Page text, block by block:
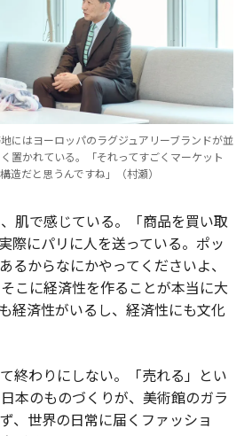
にはヨーロッパのラグジュアリーブランドが並
置かれている。「それってすごくマーケット
造だと思うんですね」（村瀬）
肌で感じている。「商品を買い取
際にパリに人を送っている。ポッ
るからなにかやってくださいよ、
こに経済性を作ることが本当に大
経済性がいるし、経済性にも文化
終わりにしない。「売れる」とい
本のものづくりが、美術館のガラ
、世界の日常に届くファッショ